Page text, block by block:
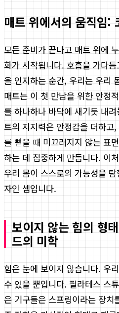
매트 위에서의 움직임:
모든 준비가 끝나고 매트 위에
화가 시작됩니다. 호흡을 가다
을 인지하는 순간, 우리는 우리
매트는 이 첫 만남을 위한 안정
를 하나하나 바닥에 새기듯 내
트의 지지력은 안정감을 더하
를 뻗을 때 미끄러지지 않는 표
하는 데 집중하게 만듭니다. 이
우리 몸이 스스로의 가능성을
자인 셈입니다.
보이지 않는 힘의 형
드의 미학
힘은 눈에 보이지 않습니다. 우
수 있을 뿐입니다. 필라테스 스
은 기구들은 스프링이라는 장치